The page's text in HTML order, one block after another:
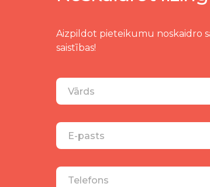
Aizpildot pieteikumu noskaidro
saistības!